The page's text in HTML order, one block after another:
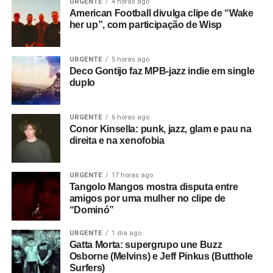
tristes. No final,Happiness is a placesoa como uma
oração lisérgica, um som com clima bem mais próximo do
britpop e de bandas como Ride.
Gostou do texto? Seu apoio mantém o Pop
Fantasma funcionando todo dia.
newslettere receba nossos posts direto no e-
mail.
American Football divulga clipe de “Wake
her up”, com participação de Wisp
URGENTE 5 horas ago
Deco Gontijo faz MPB-jazz indie em single
duplo
URGENTE 6 horas ago
Conor Kinsella: punk, jazz, glam e pau na
direita e na xenofobia
URGENTE 17 horas ago
Tangolo Mangos mostra disputa entre
amigos por uma mulher no clipe de
“Dominó”
URGENTE 1 dia ago
Gatta Morta: supergrupo une Buzz
Osborne (Melvins) e Jeff Pinkus (Butthole
Surfers)